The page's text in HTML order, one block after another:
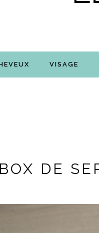
VISAGE
DE